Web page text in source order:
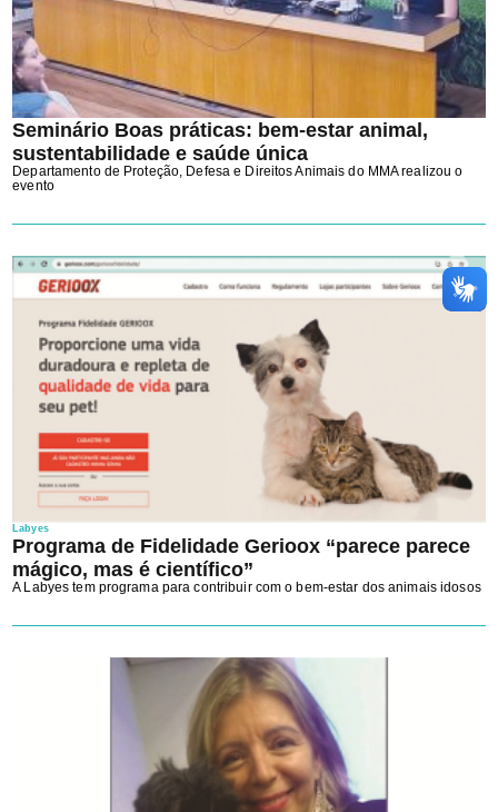
Seminário Boas práticas: bem-estar animal,
sustentabilidade e saúde única
Departamento de Proteção, Defesa e Direitos Animais do MMA realizou o
evento
Labyes
Programa de Fidelidade Gerioox “parece parece
mágico, mas é científico”
A Labyes tem programa para contribuir com o bem-estar dos animais idosos